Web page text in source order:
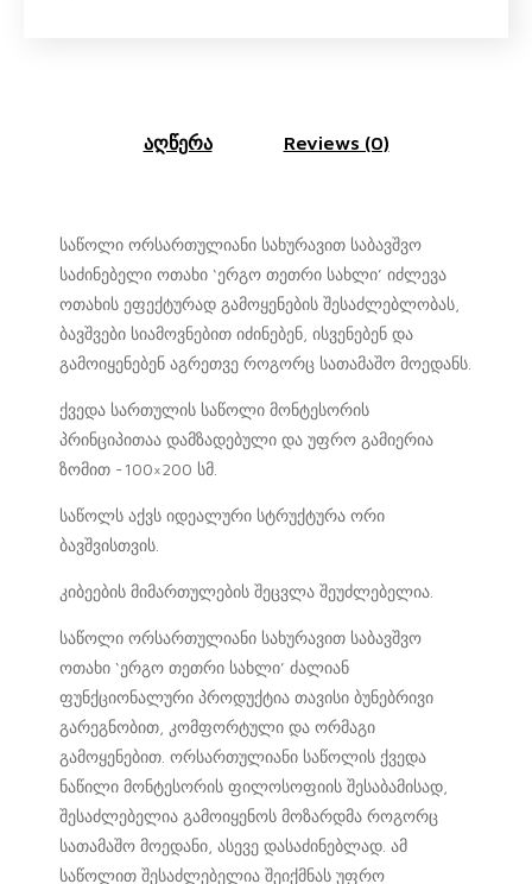
აღწერა Reviews (0)
საწოლი ორსართულიანი სახურავით საბავშვო
საძინებელი ოთახი ‘ერგო თეთრი სახლი’ იძლევა
ოთახის ეფექტურად გამოყენების შესაძლებლობას,
ბავშვები სიამოვნებით იძინებენ, ისვენებენ და
გამოიყენებენ აგრეთვე როგორც სათამაშო მოედანს.
ქვედა სართულის საწოლი მონტესორის
პრინციპითაა დამზადებული და უფრო გამიერია
ზომით -100×200 სმ.
საწოლს აქვს იდეალური სტრუქტურა ორი
ბავშვისთვის.
კიბეების მიმართულების შეცვლა შეუძლებელია.
საწოლი ორსართულიანი სახურავით საბავშვო
ოთახი ‘ერგო თეთრი სახლი’ ძალიან
ფუნქციონალური პროდუქტია თავისი ბუნებრივი
გარეგნობით, კომფორტული და ორმაგი
გამოყენებით. ორსართულიანი საწოლის ქვედა
ნაწილი მონტესორის ფილოსოფიის შესაბამისად,
შესაძლებელია გამოიყენოს მოზარდმა როგორც
სათამაშო მოედანი, ასევე დასაძინებლად. ამ
საწოლით შესაძლებელია შეიქმნას უფრო